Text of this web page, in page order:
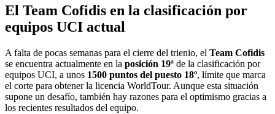
El Team Cofidis en la clasificación por
equipos UCI actual
A falta de pocas semanas para el cierre del trienio, el Team Cofidis
se encuentra actualmente en la posición 19ª de la clasificación por
equipos UCI, a unos 1500 puntos del puesto 18º, límite que marca
el corte para obtener la licencia WorldTour. Aunque esta situación
supone un desafío, también hay razones para el optimismo gracias a
los recientes resultados del equipo.